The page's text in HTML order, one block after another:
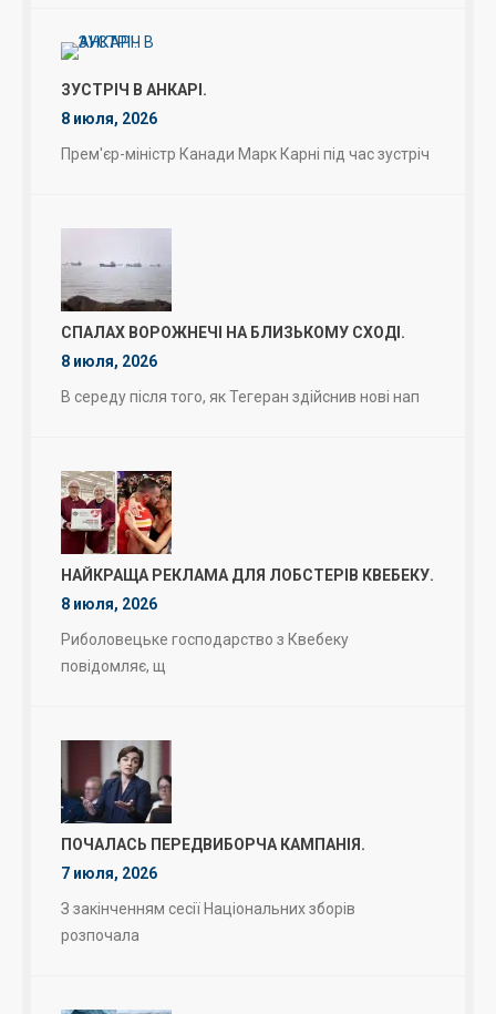
ЗУСТРІЧ В АНКАРІ.
8 июля, 2026
Прем'єр-міністр Канади Марк Карні під час зустріч
СПАЛАХ ВОРОЖНЕЧІ НА БЛИЗЬКОМУ СХОДІ.
8 июля, 2026
В середу після того, як Тегеран здійснив нові нап
НАЙКРАЩА РЕКЛАМА ДЛЯ ЛОБСТЕРІВ КВЕБЕКУ.
8 июля, 2026
Риболовецьке господарство з Квебеку
повідомляє, щ
ПОЧАЛАСЬ ПЕРЕДВИБОРЧА КАМПАНІЯ.
7 июля, 2026
З закінченням сесії Національних зборів
розпочала